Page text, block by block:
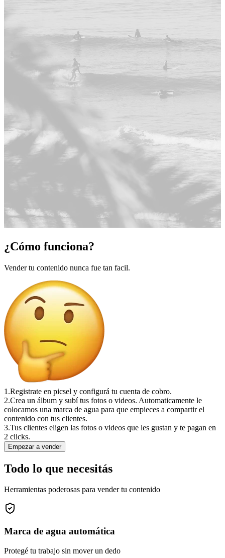
¿Cómo funciona?
Vender tu contenido nunca fue tan facil.
1.Registrate en picsel y configurá tu cuenta de cobro.
2.Crea un álbum y subí tus fotos o videos. Automaticamente le
colocamos una marca de agua para que empieces a compartir el
contenido con tus clientes.
3.Tus clientes eligen las fotos o videos que les gustan y te pagan en
2 clicks.
Empezar a vender
Todo lo que necesitás
Herramientas poderosas para vender tu contenido
Marca de agua automática
Protegé tu trabajo sin mover un dedo